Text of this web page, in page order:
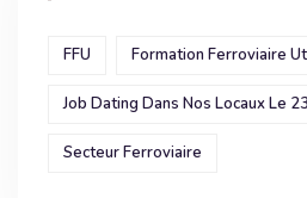
FFU Formation Ferroviaire
Job Dating Dans Nos Locaux Le
Secteur Ferroviaire